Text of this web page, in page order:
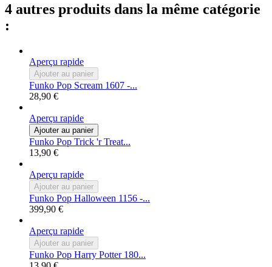
4 autres produits dans la même catégorie
:
Aperçu rapide
Ajouter au panier
Funko Pop Scream 1607 -...
28,90 €
Aperçu rapide
Ajouter au panier
Funko Pop Trick 'r Treat...
13,90 €
Aperçu rapide
Ajouter au panier
Funko Pop Halloween 1156 -...
399,90 €
Aperçu rapide
Ajouter au panier
Funko Pop Harry Potter 180...